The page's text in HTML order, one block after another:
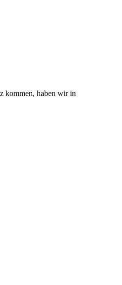
kommen, haben wir in